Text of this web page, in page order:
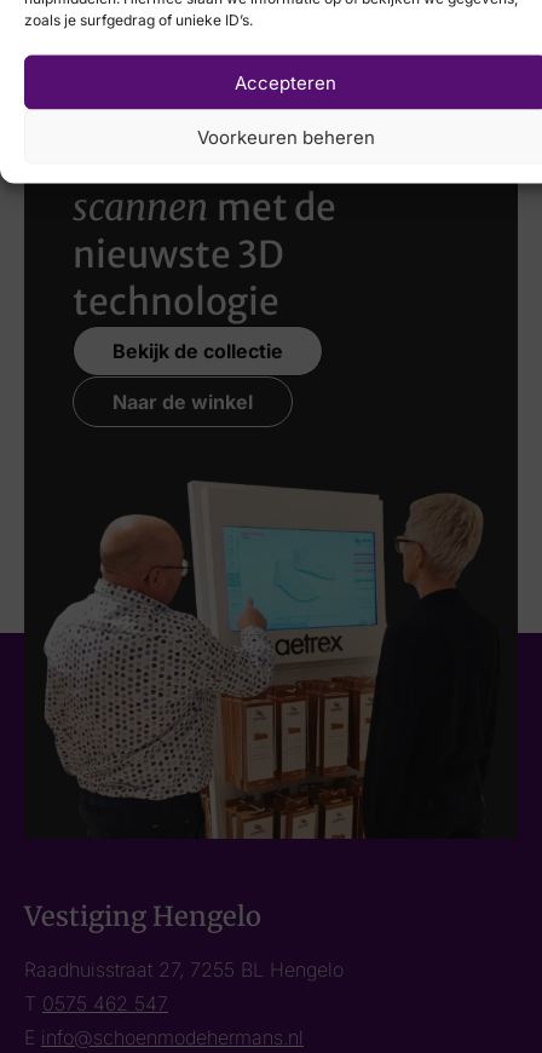
zoals je surfgedrag of unieke ID’s.
Accepteren
Voorkeuren beheren
Laat uw voeten
scannen met de
nieuwste 3D
technologie
Bekijk de collectie
Naar de winkel
Vestiging Hengelo
Raadhuisstraat 27, 7255 BL Hengelo
T 0575 462 547
E info@schoenmodehermans.nl